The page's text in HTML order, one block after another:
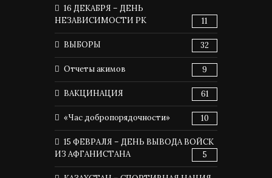
16 ДЕКАБРЯ – ДЕНЬ
НЕЗАВИСИМОСТИ РК
11
ВЫБОРЫ 32
Отчеты акимов 9
ВАКЦИНАЦИЯ 61
«Час добропорядочности» 10
15 ФЕВРАЛЯ – ДЕНЬ ВЫВОДА ВОЙСК
ИЗ АФГАНИСТАНА
5